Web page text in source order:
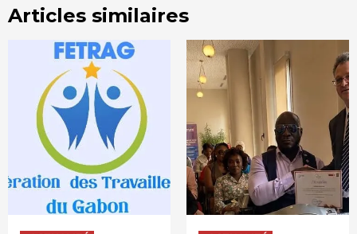
Articles similaires